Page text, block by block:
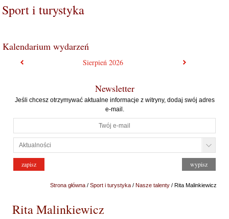
Sport i turystyka
Kalendarium wydarzeń
Sierpień2026
Newsletter
Jeśli chcesz otrzymywać aktualne informacje z witryny, dodaj swój adres
e-mail.
Strona główna/ Sport i turystyka/ Nasze talenty/ Rita Malinkiewicz
Rita Malinkiewicz